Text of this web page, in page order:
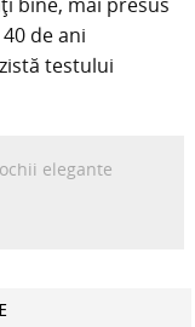
bine, mai presus
de ani
testului
elegante